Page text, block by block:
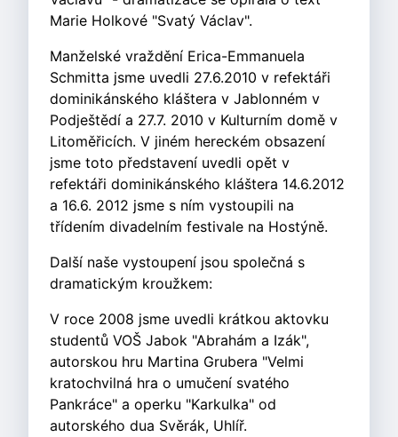
Marie Holkové "Svatý Václav".
Manželské vraždění Erica-Emmanuela
Schmitta jsme uvedli 27.6.2010 v refektáři
dominikánského kláštera v Jablonném v
Podještědí a 27.7. 2010 v Kulturním domě v
Litoměřicích. V jiném hereckém obsazení
jsme toto představení uvedli opět v
refektáři dominikánského kláštera 14.6.2012
a 16.6. 2012 jsme s ním vystoupili na
třídením divadelním festivale na Hostýně.
Další naše vystoupení jsou společná s
dramatickým kroužkem:
V roce 2008 jsme uvedli krátkou aktovku
studentů VOŠ Jabok "Abrahám a Izák",
autorskou hru Martina Grubera "Velmi
kratochvilná hra o umučení svatého
Pankráce" a operku "Karkulka" od
autorského dua Svěrák, Uhlíř.